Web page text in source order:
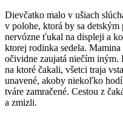
Dievčatko malo v ušiach
v polohe, ktorá by sa
nervózne ťukal na displeji a
ktorej rodinka sedela.
očividne zaujatá niečím iným.
na ktoré čakali, všetci traja
unavené, akoby niekoľko
tváre zamračené. Cestou z
a zmizli.